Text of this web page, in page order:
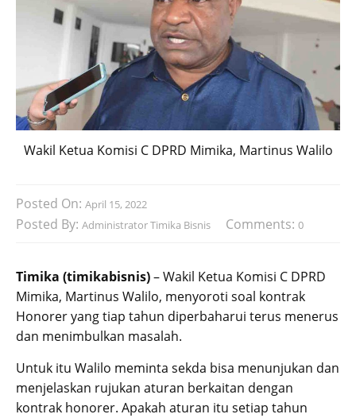
Wakil Ketua Komisi C DPRD Mimika, Martinus Walilo
Posted On: April 15, 2022
Posted By: Administrator Timika Bisnis Comments: 0
Timika (timikabisnis)– Wakil Ketua Komisi C DPRD
Mimika, Martinus Walilo, menyoroti soal kontrak
Honorer yang tiap tahun diperbaharui terus menerus
dan menimbulkan masalah.
Untuk itu Walilo meminta sekda bisa menunjukan dan
menjelaskan rujukan aturan berkaitan dengan
kontrak honorer. Apakah aturan itu setiap tahun